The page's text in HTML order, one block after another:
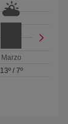
Marzo
13º/ 7º